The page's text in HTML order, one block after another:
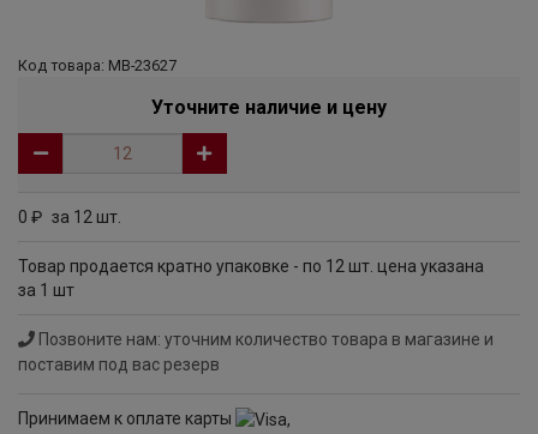
Код товара: МВ-23627
Уточните наличие и цену
0 руб
за 12 шт.
Товар продается кратно упаковке - по 12 шт. цена указана
за 1 шт
Позвоните нам: уточним количество товара в магазине и
поставим под вас резерв
Принимаем к оплате карты